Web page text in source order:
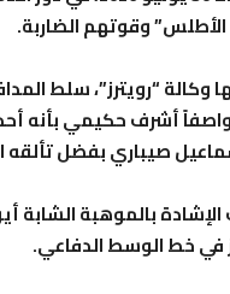
وقوتهم الضاربة.
“رويترز”، سلط
أشرف حكيمي بأنه
صيباري بفضل تألقه
في خط الوسط الدفاعي.